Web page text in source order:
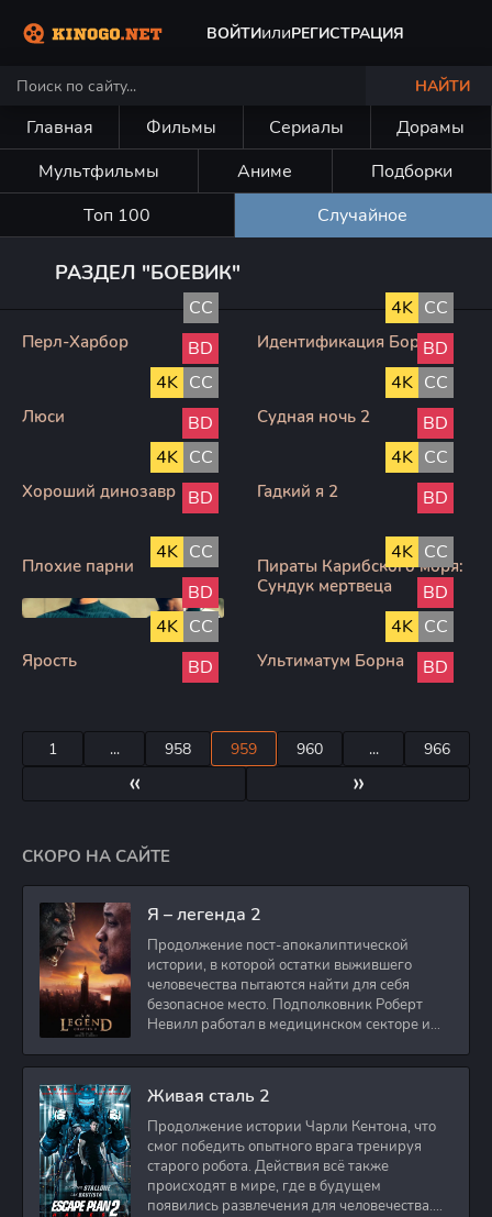
ВОЙТИилиРЕГИСТРАЦИЯ
НАЙТИ
Главная Фильмы Сериалы
Дорамы
Мультфильмы
Аниме
Подборки
Топ 100
Случайное
РАЗДЕЛ "БОЕВИК"
Перл-Харбор
CC
BD
Идентификация Борна
4K CC
BD
Люси
4K CC
BD
Судная ночь 2
4K CC
BD
Хороший динозавр
4K CC
BD
Гадкий я 2
4K CC
BD
Плохие парни
4K CC
BD
Пираты Карибского моря:
Сундук мертвеца
4K CC
BD
Ярость
4K CC
BD
Ультиматум Борна
4K CC
BD
«
1 ... 958 959 960 ... 966
»
СКОРО НА САЙТЕ
Я – легенда 2
Продолжение пост-апокалиптической
истории, в которой остатки выжившего
человечества пытаются найти для себя
безопасное место. Подполковник Роберт
Невилл работал в медицинском секторе и
Живая сталь 2
Продолжение истории Чарли Кентона, что
смог победить опытного врага тренируя
старого робота. Действия всё также
происходят в мире, где в будущем
появились развлечения для человечества.